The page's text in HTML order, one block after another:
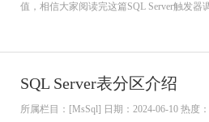
值，相信大家阅读完这篇SQL Server触发
SQL Server表分区介绍
所属栏目：[MsSql] 日期：2024-06-10 热度